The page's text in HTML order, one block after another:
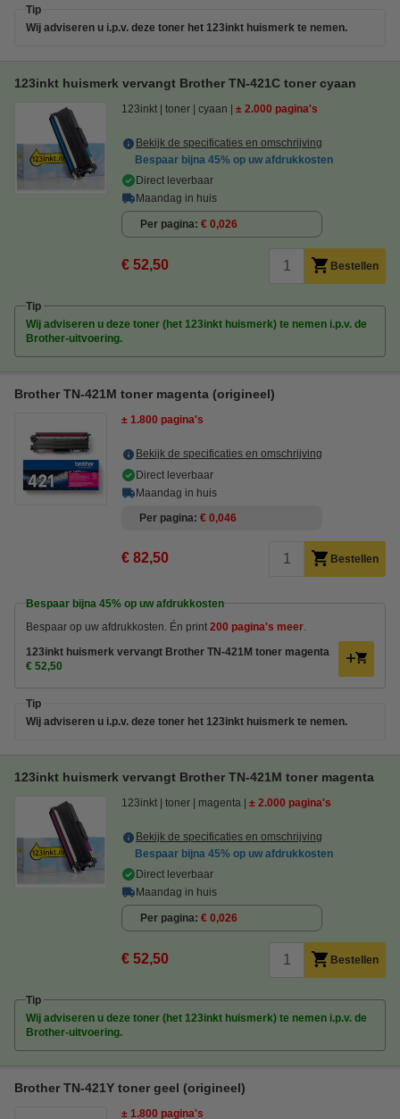
Tip
Wij adviseren u i.p.v. deze toner het 123inkt huismerk te nemen.
123inkt huismerk vervangt Brother TN-421C toner cyaan
123inkt toner cyaan ± 2.000 pagina's
Bekijk de specificaties en omschrijving
Bespaar bijna 45% op uw afdrukkosten
Direct leverbaar
Maandag in huis
Per pagina € 0,026
€ 52,50 Bestellen
Tip
Wij adviseren u deze toner (het 123inkt huismerk) te nemen i.p.v. de
Brother-uitvoering.
Brother TN-421M toner magenta (origineel)
± 1.800 pagina's
Bekijk de specificaties en omschrijving
Direct leverbaar
Maandag in huis
Per pagina € 0,046
€ 82,50 Bestellen
Bespaar bijna 45% op uw afdrukkosten
Bespaar op uw afdrukkosten. Én print 200 pagina's meer
123inkt huismerk vervangt Brother TN-421M toner magenta
€ 52,50
Tip
Wij adviseren u i.p.v. deze toner het 123inkt huismerk te nemen.
123inkt huismerk vervangt Brother TN-421M toner magenta
123inkt toner magenta ± 2.000 pagina's
Bekijk de specificaties en omschrijving
Bespaar bijna 45% op uw afdrukkosten
Direct leverbaar
Maandag in huis
Per pagina € 0,026
€ 52,50 Bestellen
Tip
Wij adviseren u deze toner (het 123inkt huismerk) te nemen i.p.v. de
Brother-uitvoering.
Brother TN-421Y toner geel (origineel)
± 1.800 pagina's